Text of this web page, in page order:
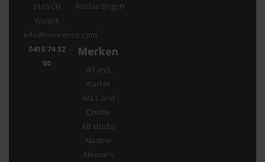
5165 CH
Waspik
info@noorenzo.com
0416 74 32
00
Aanbiedingen
Merken
49 and
market
AALL and
Create
AB studio
Aladine
Aleene’s